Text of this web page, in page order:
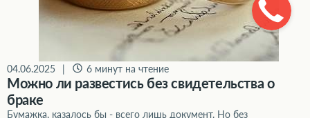
04.06.2025 | 6 минут на чтение
Можно ли развестись без свидетельства о
браке
Бумажка, казалось бы - всего лишь документ. Но без